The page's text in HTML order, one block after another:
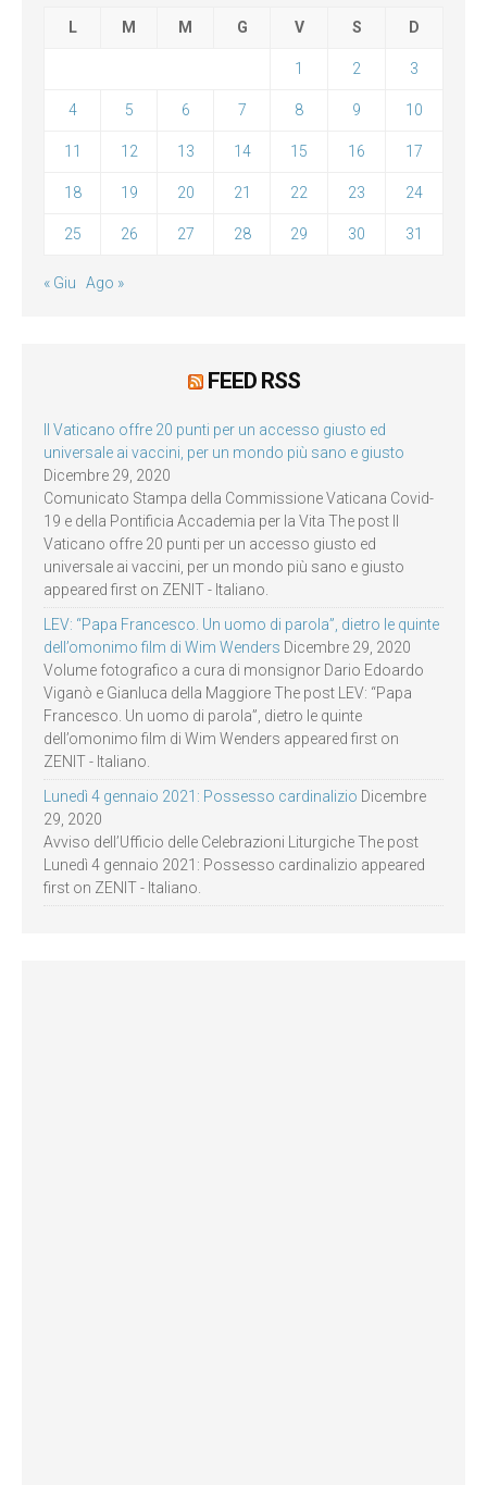
L M M G V S D
1 2 3
4 5 6 7 8 9 10
11 12 13 14 15 16 17
18 19 20 21 22 23 24
25 26 27 28 29 30 31
« Giu Ago »
FEED RSS
Il Vaticano offre 20 punti per un accesso giusto ed
universale ai vaccini, per un mondo più sano e giusto
Dicembre 29, 2020
Comunicato Stampa della Commissione Vaticana Covid-
19 e della Pontificia Accademia per la Vita The post Il
Vaticano offre 20 punti per un accesso giusto ed
universale ai vaccini, per un mondo più sano e giusto
appeared first on ZENIT - Italiano.
LEV: “Papa Francesco. Un uomo di parola”, dietro le quinte
dell’omonimo film di Wim Wenders Dicembre 29, 2020
Volume fotografico a cura di monsignor Dario Edoardo
Viganò e Gianluca della Maggiore The post LEV: “Papa
Francesco. Un uomo di parola”, dietro le quinte
dell’omonimo film di Wim Wenders appeared first on
ZENIT - Italiano.
Lunedì 4 gennaio 2021: Possesso cardinalizio Dicembre
29, 2020
Avviso dell’Ufficio delle Celebrazioni Liturgiche The post
Lunedì 4 gennaio 2021: Possesso cardinalizio appeared
first on ZENIT - Italiano.